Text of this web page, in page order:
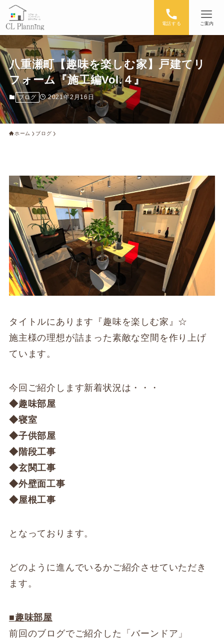
電話する ご案内
八重瀬町【趣味を楽しむ家】戸建てリ
フォーム『施工編Vol.４』
ブログ 2021年2月16日
ホーム ブログ
タイトルにあります『趣味を楽しむ家』☆
施主様の理想が詰まった素敵な空間を作り上げ
ています。
今回ご紹介します新着状況は・・・
◆趣味部屋
◆寝室
◆子供部屋
◆階段工事
◆玄関工事
◆外壁面工事
◆屋根工事
となっております。
どのように進んでいるかご紹介させていただき
ます。
■趣味部屋
前回のブログでご紹介した「バーンドア」